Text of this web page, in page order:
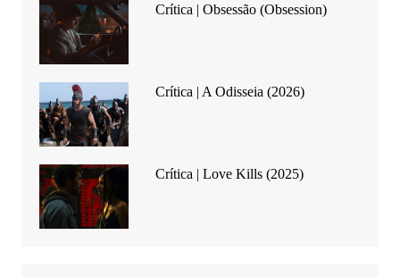
Crítica | Obsessão (Obsession)
Crítica | A Odisseia (2026)
Crítica | Love Kills (2025)